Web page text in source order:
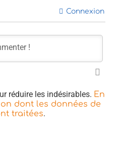
Connexion
réduire les indésirables. En
dont les données de
traitées.